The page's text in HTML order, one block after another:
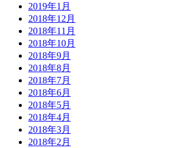
2019年1月
2018年12月
2018年11月
2018年10月
2018年9月
2018年8月
2018年7月
2018年6月
2018年5月
2018年4月
2018年3月
2018年2月